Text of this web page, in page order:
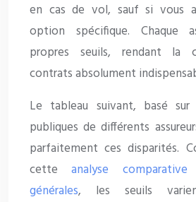
en cas de vol, sauf si vous
option spécifique. Chaque
propres seuils, rendant la
contrats absolument
Le tableau suivant, basé
publiques de différents
parfaitement ces disparités.
cetteanalyse
générales, les seuils